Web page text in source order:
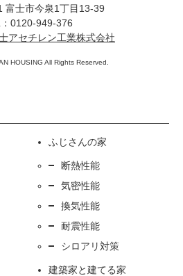
富士市今泉1丁目13-39
0120-949-376
アセチレン工業株式会社
HOUSING All Rights Reserved.
ふじさんの家
断熱性能
気密性能
換気性能
耐震性能
シロアリ対策
建築家と建てる家